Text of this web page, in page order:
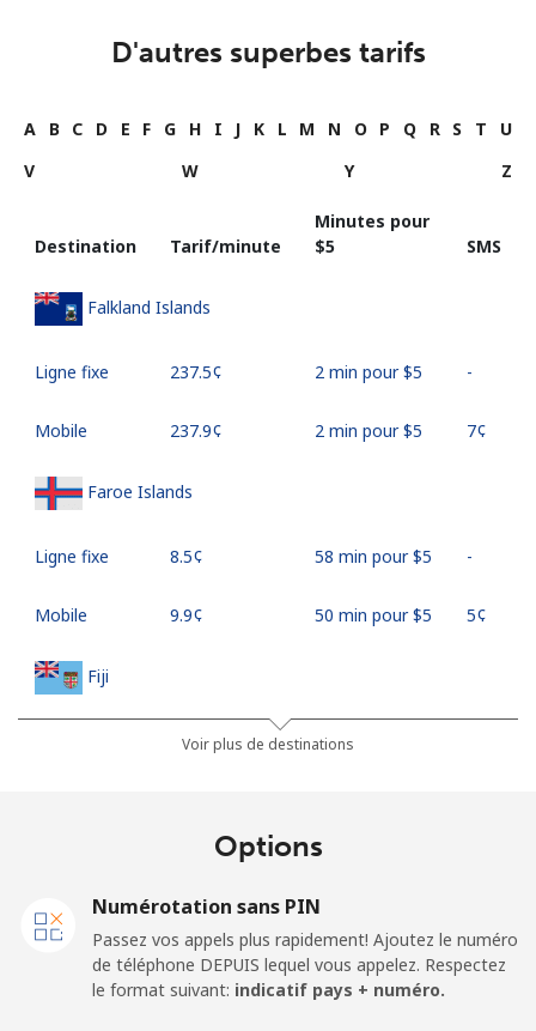
D'autres superbes tarifs
A B C D E F G H I J K L M N O P Q R S T
U
V
W Y Z
Destination Tarif/minute
Minutes pour
⁦$5⁩
SMS
Falkland Islands
Ligne fixe ⁦237.5¢⁩ 2 min pour ⁦$5⁩ -
Mobile ⁦237.9¢⁩ 2 min pour ⁦$5⁩ ⁦7¢⁩
Faroe Islands
Ligne fixe ⁦8.5¢⁩ 58 min pour ⁦$5⁩ -
Mobile ⁦9.9¢⁩ 50 min pour ⁦$5⁩ ⁦5¢⁩
Fiji
⁦37.9¢⁩ 13 min pour ⁦$5⁩
Ligne fixe
⁦34.5¢⁩ 14 min pour ⁦$5⁩
Voir plus de destinations
Options
Numérotation sans PIN
Passez vos appels plus rapidement! Ajoutez le numéro
de téléphone DEPUIS lequel vous appelez. Respectez
le format suivant: indicatif pays + numéro.